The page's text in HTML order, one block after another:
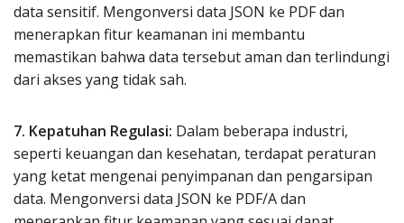
data sensitif. Mengonversi data JSON ke PDF dan
menerapkan fitur keamanan ini membantu
memastikan bahwa data tersebut aman dan terlindungi
dari akses yang tidak sah.
7. Kepatuhan Regulasi: Dalam beberapa industri,
seperti keuangan dan kesehatan, terdapat peraturan
yang ketat mengenai penyimpanan dan pengarsipan
data. Mengonversi data JSON ke PDF/A dan